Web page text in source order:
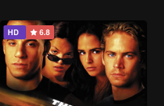
HD 6.8